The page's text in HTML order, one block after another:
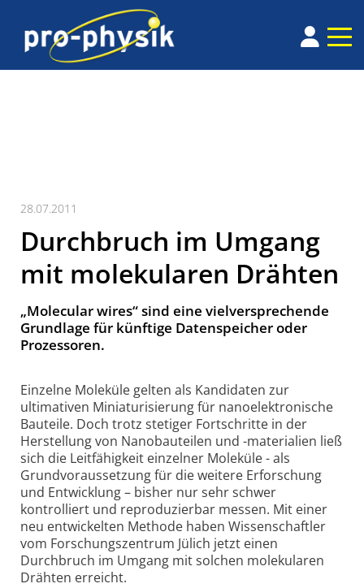
28.07.2011
Durchbruch im Umgang
mit molekularen Drähten
„Molecular wires“ sind eine vielversprechende
Grundlage für künftige Datenspeicher oder
Prozessoren.
Einzelne Moleküle gelten als Kandidaten zur
ultimativen Miniaturisierung für nanoelektronische
Bauteile. Doch trotz stetiger Fortschritte in der
Herstellung von Nanobauteilen und -materialien ließ
sich die Leitfähigkeit einzelner Moleküle - als
Grundvoraussetzung für die weitere Erforschung
und Entwicklung – bisher nur sehr schwer
kontrolliert und reproduzierbar messen. Mit einer
neu entwickelten Methode haben Wissenschaftler
vom Forschungszentrum Jülich jetzt einen
Durchbruch im Umgang mit solchen molekularen
Drähten erreicht.